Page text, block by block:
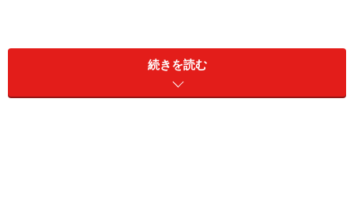
続きを読む